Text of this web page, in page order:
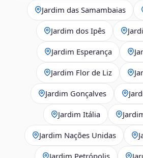
Jardim das Samambaias
Jardim dos Ipês
Jardim Esperança
Jardim Flor de Liz
Jardim Gonçalves
Jardim Itália
Jardim Nações Unidas
Jardim Petrópolis